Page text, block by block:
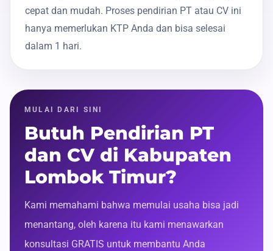
cepat dan mudah. Proses pendirian PT atau CV ini
hanya memerlukan KTP Anda dan bisa selesai
dalam 1 hari.
MULAI DARI SINI
Butuh Pendirian PT
dan CV di Kabupaten
Lombok Timur?
Kami memahami bahwa memulai usaha bisa jadi
menantang, oleh karena itu kami menawarkan
konsultasi GRATIS untuk membantu Anda